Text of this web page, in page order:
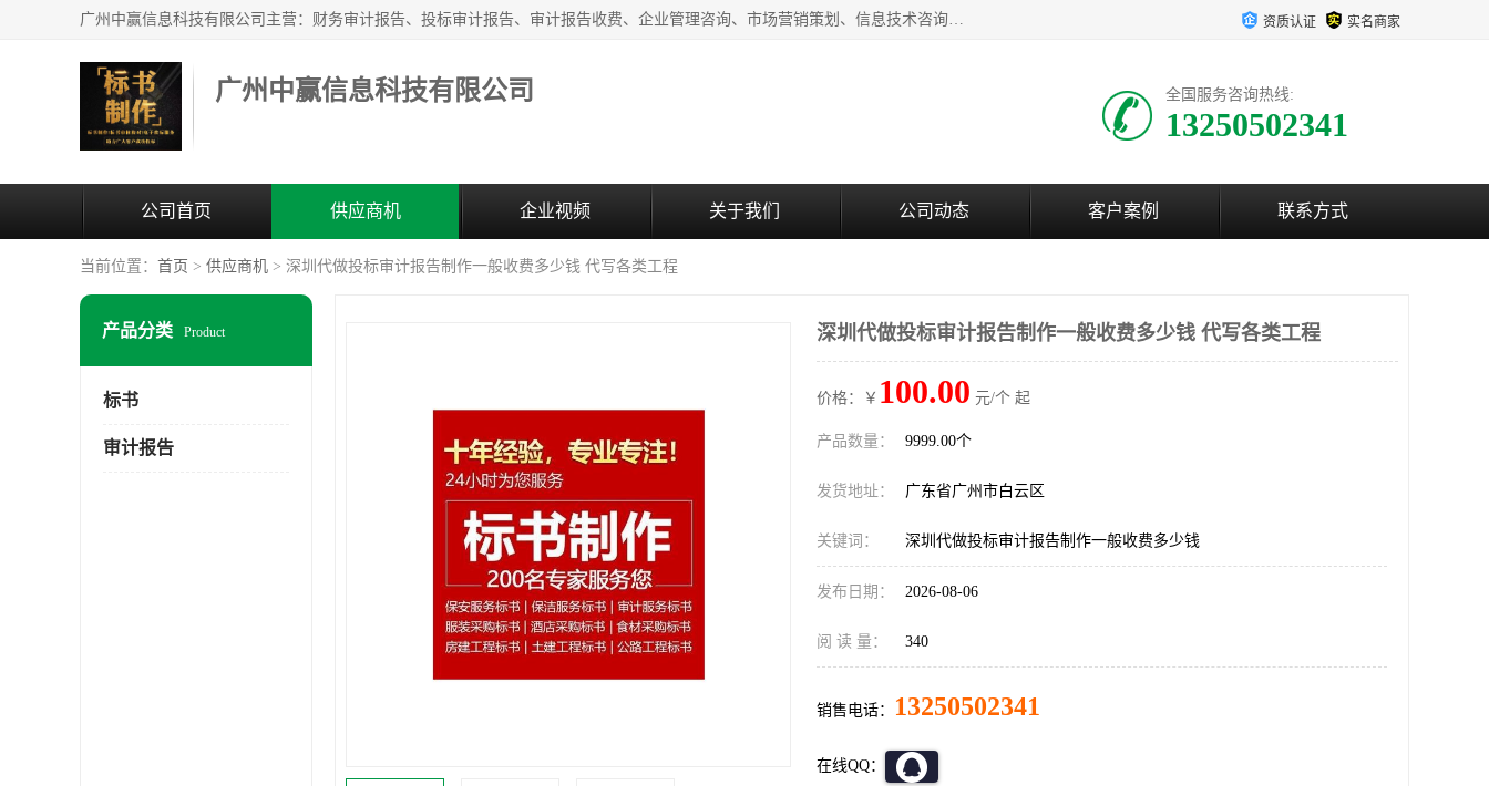
广州中赢信息科技有限公司主营：财务审计报告、投标审计报告、审计报告收费、企业管理咨询、市场营销策划、信息技术咨询服务、广告制作、会议及展览服务、软件开发 资质认证 实名商家
广州中赢信息科技有限公司 全国服务咨询热线:
13250502341
公司首页 供应商机 企业视频 关于我们 公司动态 客户案例 联系方式
当前位置： 首页 > 供应商机 > 深圳代做投标审计报告制作一般收费多少钱 代写各类工程
产品分类 Product
标书
审计报告
深圳代做投标审计报告制作一般收费多少钱 代写各类工程
价格：￥ 100.00 元/个 起
产品数量： 9999.00个
发货地址： 广东省广州市白云区
关键词： 深圳代做投标审计报告制作一般收费多少钱
发布日期： 2026-08-06
阅 读 量： 340
销售电话： 13250502341
在线QQ：